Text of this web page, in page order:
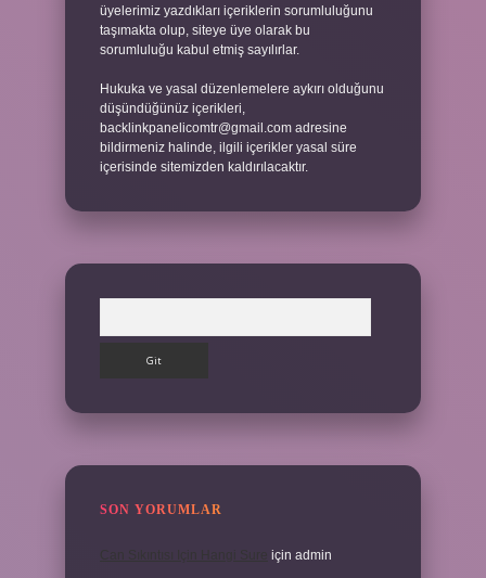
üyelerimiz yazdıkları içeriklerin sorumluluğunu
taşımakta olup, siteye üye olarak bu
sorumluluğu kabul etmiş sayılırlar.
Hukuka ve yasal düzenlemelere aykırı olduğunu
düşündüğünüz içerikleri,
backlinkpanelicomtr@gmail.com adresine
bildirmeniz halinde, ilgili içerikler yasal süre
içerisinde sitemizden kaldırılacaktır.
SON YORUMLAR
için admin